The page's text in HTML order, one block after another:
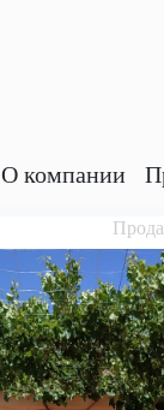
O компании